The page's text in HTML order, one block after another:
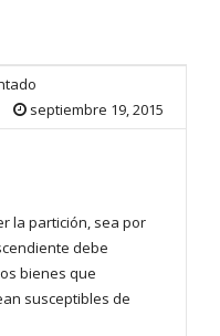
septiembre 19, 2015
la partición, sea por
debe
bienes que
susceptibles de